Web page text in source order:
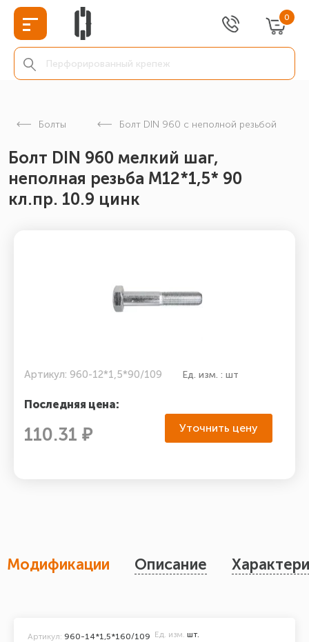
0
Болты Болт DIN 960 с неполной резьбой
Болт DIN 960 мелкий шаг,
неполная резьба M12*1,5* 90
кл.пр. 10.9 цинк
Артикул: 960-12*1,5*90/109 Ед. изм. : шт
Последняя цена:
110.31 ₽ Уточнить цену
Модификации Описание
Артикул: 960-14*1,5*160/109 Ед. изм. шт.